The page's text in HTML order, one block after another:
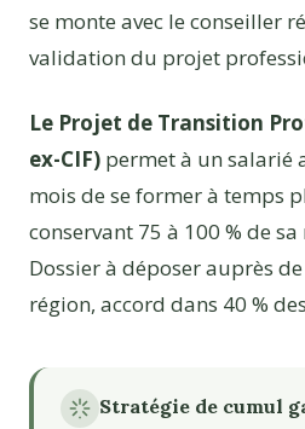
se monte avec le conseiller
validation du projet
Le Projet de Transition
ex-CIF) permet à un salarié
mois de se former à temps
conservant 75 à 100 % de
Dossier à déposer auprès
région, accord dans 40 %
Stratégie de cumul